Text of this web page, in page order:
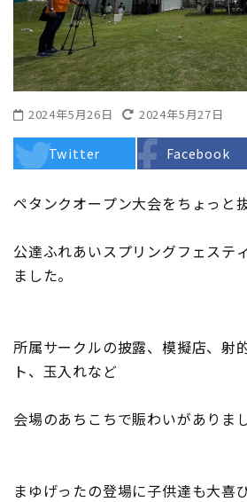
2024年5月26日 2024年5月27日
Twitter Facebook
ペタンクオープン大会をちょっと
公達ふれあいスプリングフェステ
ました。
所属サークルの披露、模擬店、射
ト、玉入れなど
会場のあちこちで賑わいがありま
まゆげったの登場に子供達も大喜